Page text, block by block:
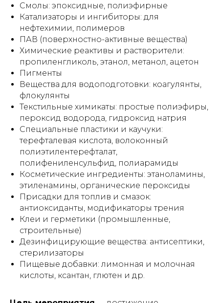
Смолы: эпоксидные, полиэфирные
Катализаторы и ингибиторы: для
нефтехимии, полимеров
ПАВ (поверхностно-активные вещества)
Химические реактивы и растворители:
пропиленгликоль, этанол, метанол, ацетон
Пигменты
Вещества для водоподготовки: коагулянты,
флокулянты
Текстильные химикаты: простые полиэфиры,
пероксид водорода, гидроксид натрия
Специальные пластики и каучуки:
терефталевая кислота, волоконный
полиэтилентерефталат,
полифениленсульфид, полиарамиды
Косметические ингредиенты: этаноламины,
этиленамины, органические пероксиды
Присадки для топлив и смазок:
антиоксиданты, модификаторы трения
Клеи и герметики (промышленные,
строительные)
Дезинфицирующие вещества: антисептики,
стерилизаторы
Пищевые добавки: лимонная и молочная
кислоты, ксантан, глютен и др.